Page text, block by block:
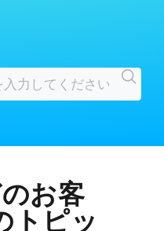
お客
トピッ